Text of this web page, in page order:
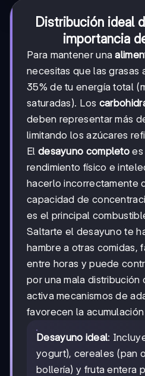
Distribución ideal
importancia
Para mantener una
necesitas que las grasas
35% de tu energía total
saturadas). Los
deben representar más
limitando los azúcares
El desayuno completo es
rendimiento físico e
hacerlo incorrectamente
capacidad de
es el principal
Saltarte el desayuno te
hambre a otras comidas,
entre horas y puede
por una mala distribución
activa mecanismos de
favorecen la
Desayuno ideal:
yogurt), cereales (pan
bollería) y fruta entera